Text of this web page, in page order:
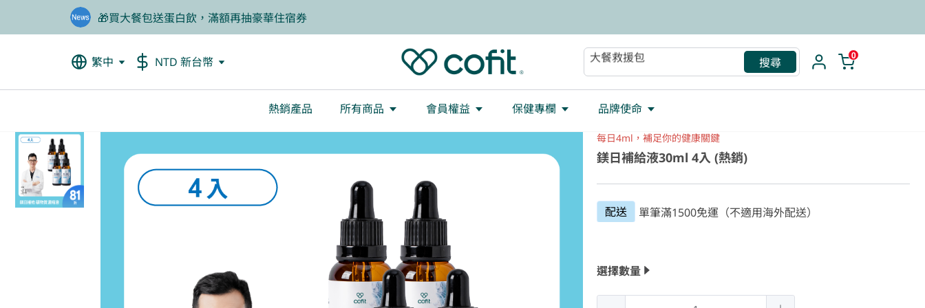
🎁買大餐包送蛋白飲，滿額再抽豪華住宿券
❤️老爸我來守護，專區商品任2件88折
繁中 NTD 新台幣
助眠
搜尋 0
熱銷產品 所有商品 會員權益 保健專欄 品牌使命
每日4ml，補足你的健康關鍵
鎂日補給液30ml 4入 (熱銷)
配送 單筆滿1500免運（不適用海外配送）
選擇數量